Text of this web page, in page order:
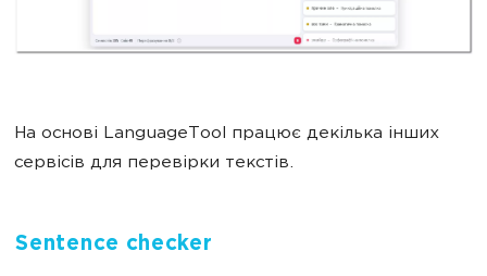
На основі LanguageTool працює декілька інших
сервісів для перевірки текстів.
Sentence checker